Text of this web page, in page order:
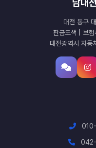
대전 동구
판금도색 | 보
대전광역시 자동